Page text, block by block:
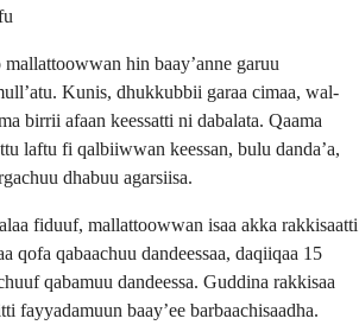
hin baay’anne garuu
Kunis, dhukkubbii garaa cimaa, wal-
birrii afaan keessatti ni dabalata. Qaama
laftu fi qalbiiwwan keessan, bulu danda’a,
dhabuu agarsiisa.
fiduuf, mallattoowwan isaa akka rakkisaatti
qofa qabaachuu dandeessaa, daqiiqaa 15
qabamuu dandeessa. Guddina rakkisaa
fayyadamuun baay’ee barbaachisaadha.